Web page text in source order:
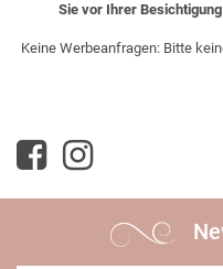
Sie vor Ihrer
Keine Werbeanfragen: Bitte